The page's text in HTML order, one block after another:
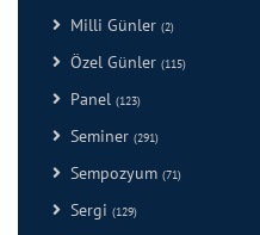
Milli Günler (2)
Özel Günler (115)
Panel (123)
Seminer (291)
Sempozyum (71)
Sergi (129)